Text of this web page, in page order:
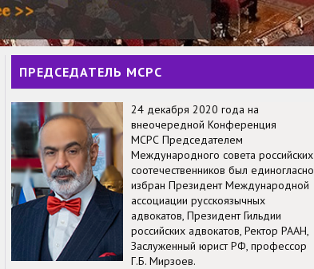
ПРЕДСЕДАТЕЛЬ МСРС
24 декабря 2020 года на
внеочередной Конференция
МСРС Председателем
Международного совета российских
соотечественников был единогласно
избран Президент Международной
ассоциации русскоязычных
адвокатов, Президент Гильдии
российских адвокатов, Ректор РААН,
Заслуженный юрист РФ, профессор
Г.Б. Мирзоев.